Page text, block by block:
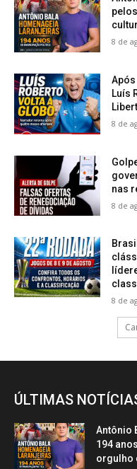
8 de
Luís
8 de
nas
8 de
8 de
ÚLTIMAS
Antônio
194
orgulho